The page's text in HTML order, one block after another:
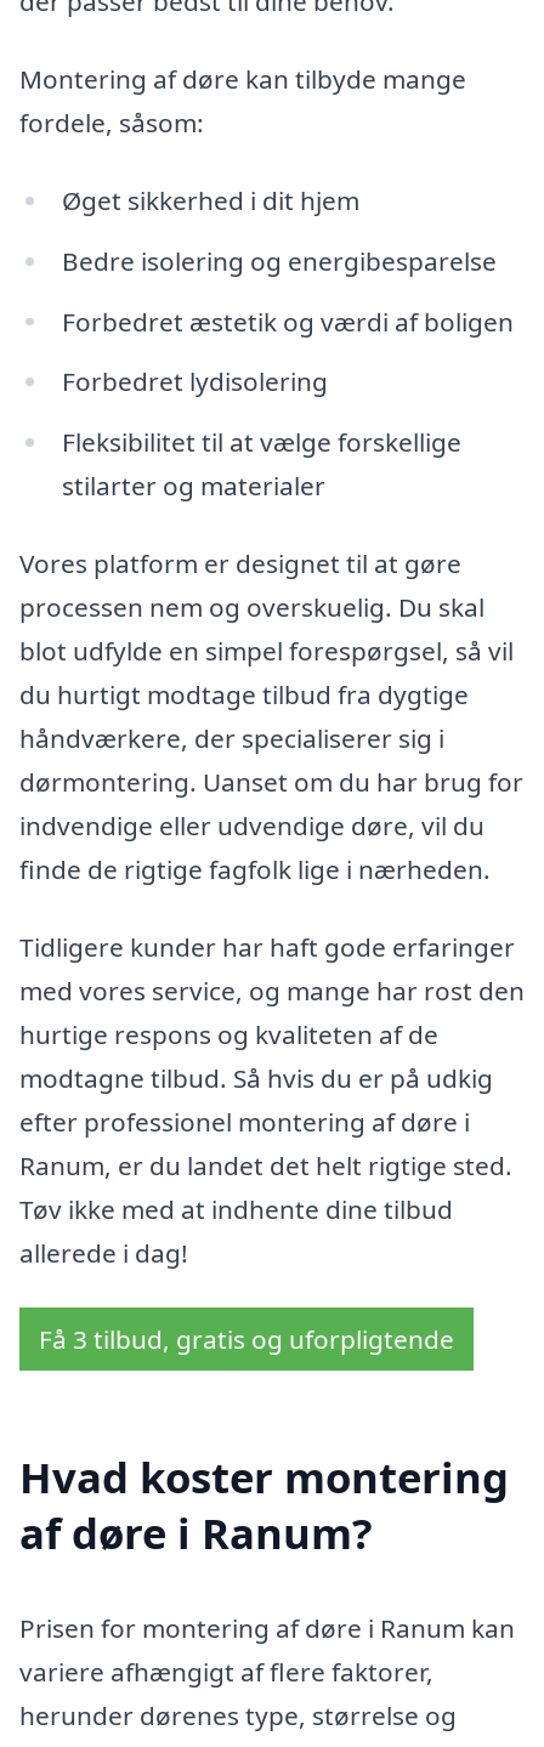
Montering af døre kan tilbyde mange
fordele, såsom:
Øget sikkerhed i dit hjem
Bedre isolering og energibesparelse
Forbedret æstetik og værdi af boligen
Forbedret lydisolering
Fleksibilitet til at vælge forskellige
stilarter og materialer
Vores platform er designet til at gøre
processen nem og overskuelig. Du skal
blot udfylde en simpel forespørgsel, så vil
du hurtigt modtage tilbud fra dygtige
håndværkere, der specialiserer sig i
dørmontering. Uanset om du har brug for
indvendige eller udvendige døre, vil du
finde de rigtige fagfolk lige i nærheden.
Tidligere kunder har haft gode erfaringer
med vores service, og mange har rost den
hurtige respons og kvaliteten af de
modtagne tilbud. Så hvis du er på udkig
efter professionel montering af døre i
Ranum, er du landet det helt rigtige sted.
Tøv ikke med at indhente dine tilbud
allerede i dag!
Få 3 tilbud, gratis og uforpligtende
Hvad koster montering
af døre i Ranum?
Prisen for montering af døre i Ranum kan
variere afhængigt af flere faktorer,
herunder dørenes type, størrelse og